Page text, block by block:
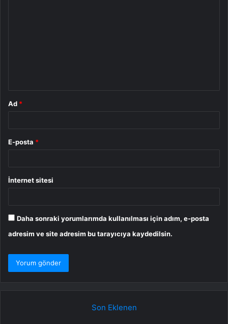
Ad *
E-posta *
İnternet sitesi
Daha sonraki yorumlarımda kullanılması için adım, e-posta
adresim ve site adresim bu tarayıcıya kaydedilsin.
Son Eklenen